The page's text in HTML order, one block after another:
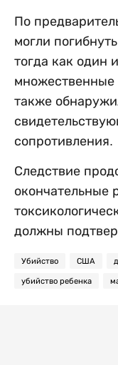
По
могли
тогда как один
множественные
также
сопротивления.
Следствие
окончательные
должны
Убийство США
убийство ребенка